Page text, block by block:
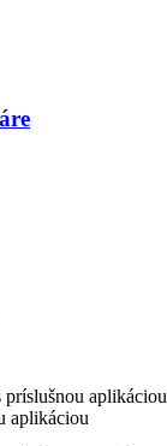
príslušnou aplikáciou
aplikáciou